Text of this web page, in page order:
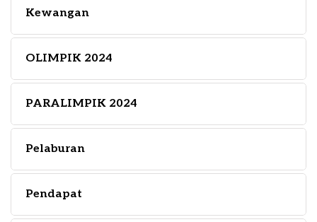
Kewangan
OLIMPIK 2024
PARALIMPIK 2024
Pelaburan
Pendapat